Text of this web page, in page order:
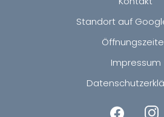
Standort auf
Impressum